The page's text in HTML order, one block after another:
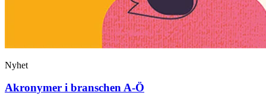
Nyhet
Akronymer i branschen A-Ö